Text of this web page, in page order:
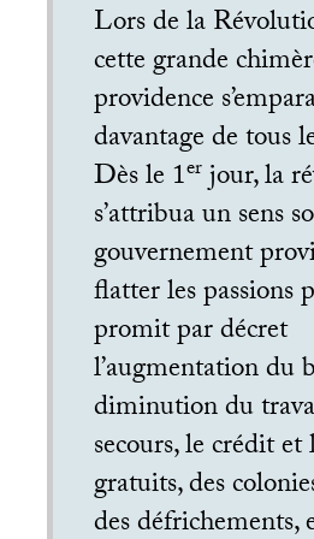
Lors de la
cette grande
providence
davantage de tous
Dès le 1erjour, la
s’attribua un sens
gouvernement
flatter les passions
promit par décret
l’augmentation du
diminution du
secours, le crédit
gratuits, des
des défrichements,